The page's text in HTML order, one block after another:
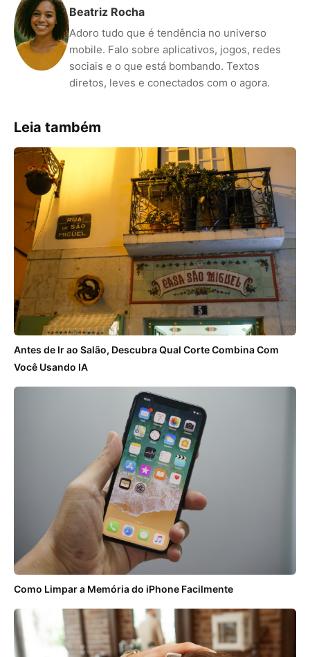
Beatriz Rocha
Adoro tudo que é tendência no universo
mobile. Falo sobre aplicativos, jogos, redes
sociais e o que está bombando. Textos
diretos, leves e conectados com o agora.
Leia também
Antes de Ir ao Salão, Descubra Qual Corte Combina Com
Você Usando IA
Como Limpar a Memória do iPhone Facilmente